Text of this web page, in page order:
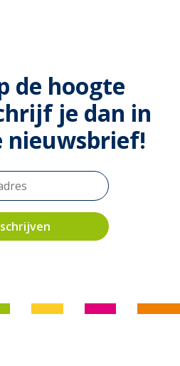
de hoogte
je dan in
nieuwsbrief!